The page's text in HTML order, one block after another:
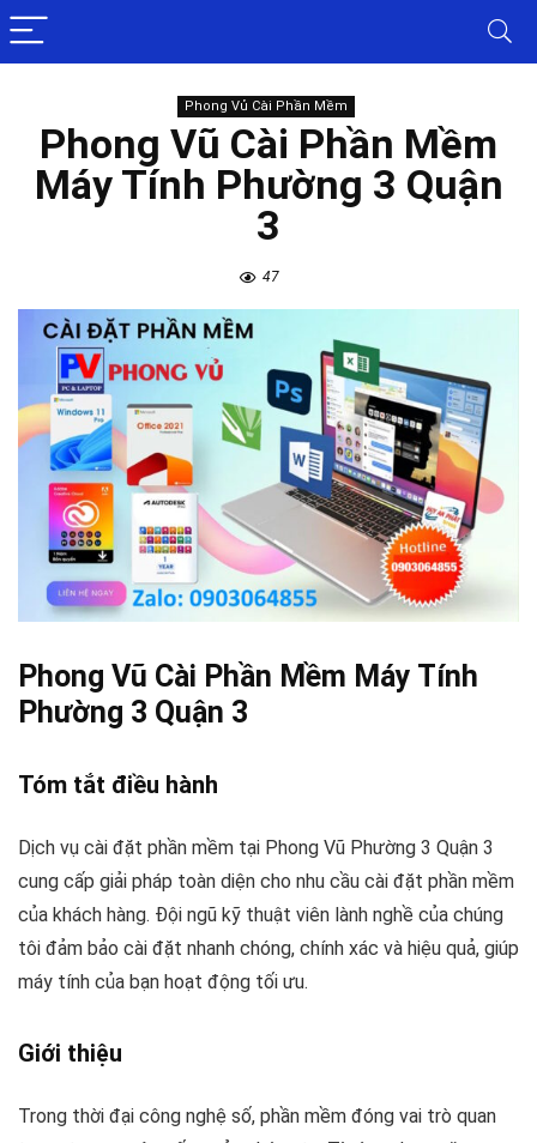
Phong Vủ Cài Phần Mềm
Phong Vũ Cài Phần Mềm
Máy Tính Phường 3 Quận
3
47
Phong Vũ Cài Phần Mềm Máy Tính
Phường 3 Quận 3
Tóm tắt điều hành
Dịch vụ cài đặt phần mềm tại Phong Vũ Phường 3 Quận 3
cung cấp giải pháp toàn diện cho nhu cầu cài đặt phần mềm
của khách hàng. Đội ngũ kỹ thuật viên lành nghề của chúng
tôi đảm bảo cài đặt nhanh chóng, chính xác và hiệu quả, giúp
máy tính của bạn hoạt động tối ưu.
Giới thiệu
Trong thời đại công nghệ số, phần mềm đóng vai trò quan